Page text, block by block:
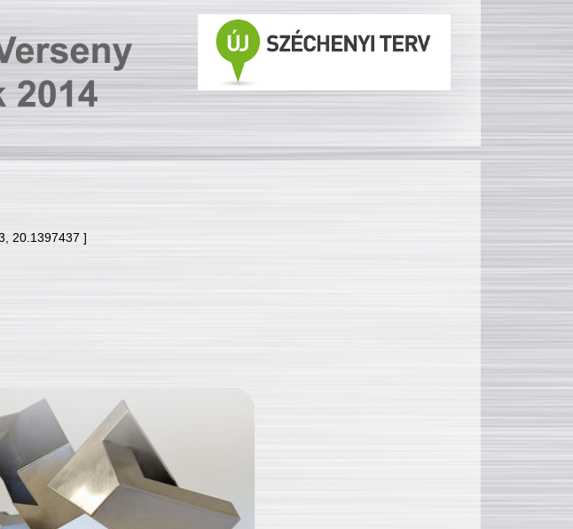
20.1397437 ]